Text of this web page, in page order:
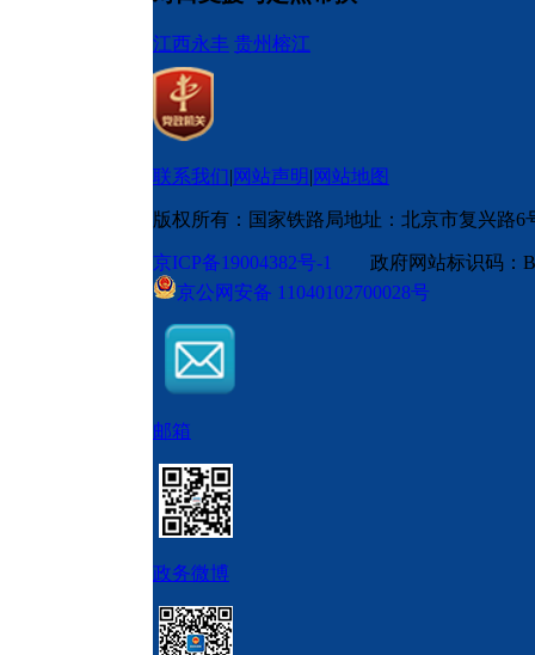
江西永丰 贵州榕江
联系我们|网站声明|网站地图
版权所有：国家铁路局地址：北京市复兴路6
京ICP备19004382号-1
政府网站标识码
京公网安备 11040102700028号
邮箱
政务微博